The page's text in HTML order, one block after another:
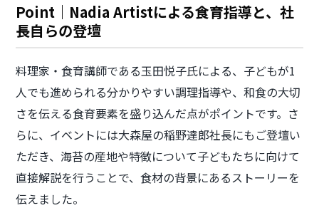
Point｜Nadia Artistによる食育指導と、社
長自らの登壇
料理家・食育講師である玉田悦子氏による、子どもが1
人でも進められる分かりやすい調理指導や、和食の大切
さを伝える食育要素を盛り込んだ点がポイントです。さ
らに、イベントには大森屋の稲野達郎社長にもご登壇い
ただき、海苔の産地や特徴について子どもたちに向けて
直接解説を行うことで、食材の背景にあるストーリーを
伝えました。